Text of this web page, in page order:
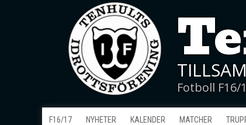
Fotboll F16/
F16/17 NYHETER KALENDER MATCHER